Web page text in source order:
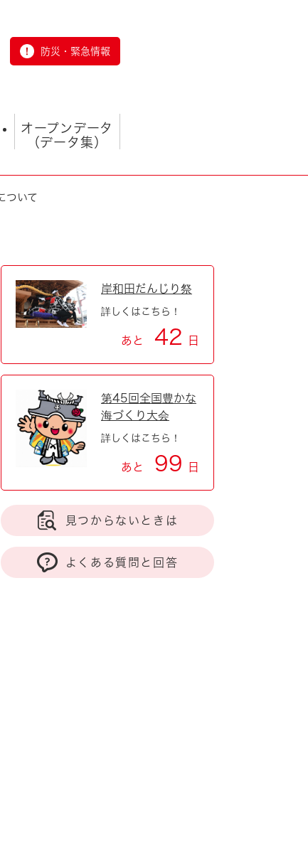
防災・緊急情報
オープンデータ
（データ集）
ついて
岸和田だんじり祭
詳しくはこちら！
あと 42 日
第45回全国豊かな
海づくり大会
詳しくはこちら！
あと 99 日
見つからないときは
よくある質問と回答